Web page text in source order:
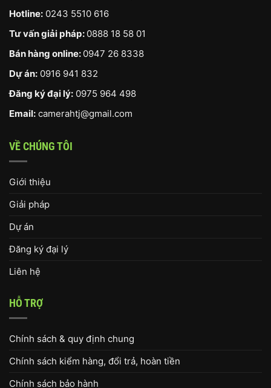
Hotline: 0243 5510 616
Tư vấn giải pháp: 0888 18 58 01
Bán hàng online: 0947 26 8338
Dự án: 0916 941 832
Đăng ký đại lý: 0975 964 498
Email: camerahtj@gmail.com
VỀ CHÚNG TÔI
Giới thiệu
Giải pháp
Dự án
Đăng ký đại lý
Liên hệ
HỖ TRỢ
Chính sách & quy định chung
Chính sách kiểm hàng, đổi trả, hoàn tiền
Chính sách bảo hành